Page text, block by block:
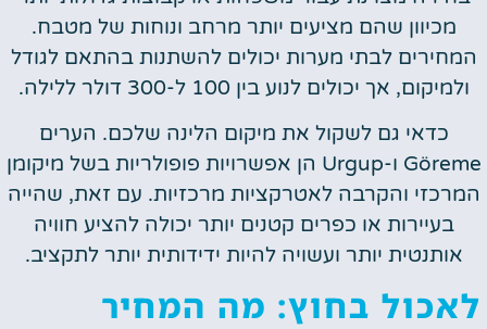
מכיוון שהם מציעים יותר מרחב ונוחות של מטבח.
המחירים לבתי מערות יכולים להשתנות בהתאם לגודל
ולמיקום, אך יכולים לנוע בין 100 ל-300 דולר ללילה.
כדאי גם לשקול את מיקום הלינה שלכם. הערים
Göreme ו-Urgup הן אפשרויות פופולריות בשל מיקומן
המרכזי והקרבה לאטרקציות מרכזיות. עם זאת, שהייה
בעיירות או כפרים קטנים יותר יכולה להציע חוויה
אותנטית יותר ועשויה להיות ידידותית יותר לתקציב.
לאכול בחוץ: מה המחיר